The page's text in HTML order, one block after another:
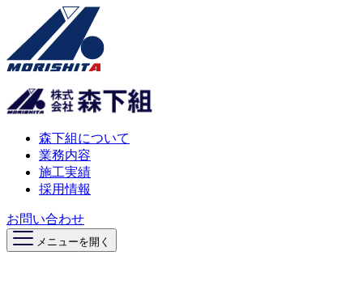
森下組について
業務内容
施工実績
採用情報
お問い合わせ
メニューを開く